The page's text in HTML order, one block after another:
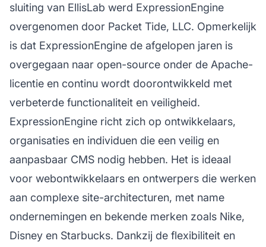
sluiting van EllisLab werd ExpressionEngine
overgenomen door Packet Tide, LLC. Opmerkelijk
is dat ExpressionEngine de afgelopen jaren is
overgegaan naar open-source onder de Apache-
licentie en continu wordt doorontwikkeld met
verbeterde functionaliteit en veiligheid.
ExpressionEngine richt zich op ontwikkelaars,
organisaties en individuen die een veilig en
aanpasbaar CMS nodig hebben. Het is ideaal
voor webontwikkelaars en ontwerpers die werken
aan complexe site-architecturen, met name
ondernemingen en bekende merken zoals Nike,
Disney en Starbucks. Dankzij de flexibiliteit en